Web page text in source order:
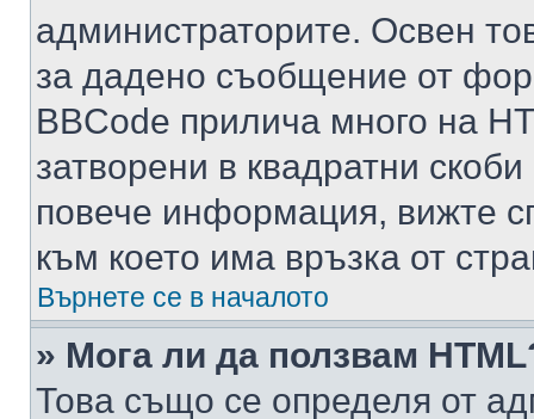
администраторите. Освен
за дадено съобщение от
BBCode прилича много на
затворени в квадратни
повече информация, вижте
към което има връзка от
Върнете се в началото
» Мога ли да ползвам
Това също се определя от